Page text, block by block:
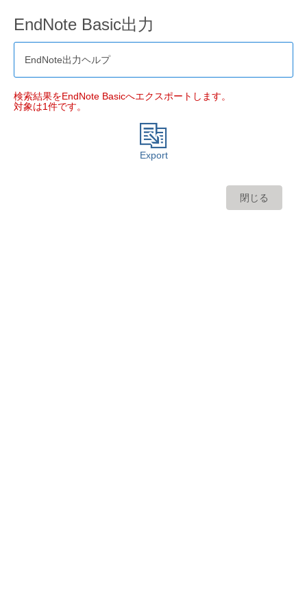
EndNote Basic出力
EndNote出力ヘルプ
検索結果をEndNote Basicへエクスポートします。
対象は1件です。
Export